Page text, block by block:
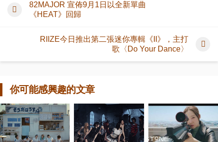
82MAJOR 宣佈9月1日以全新單曲
《HEAT》回歸
RIIZE今日推出第二張迷你專輯《II》，主打
歌〈Do Your Dance〉
你可能感興趣的文章